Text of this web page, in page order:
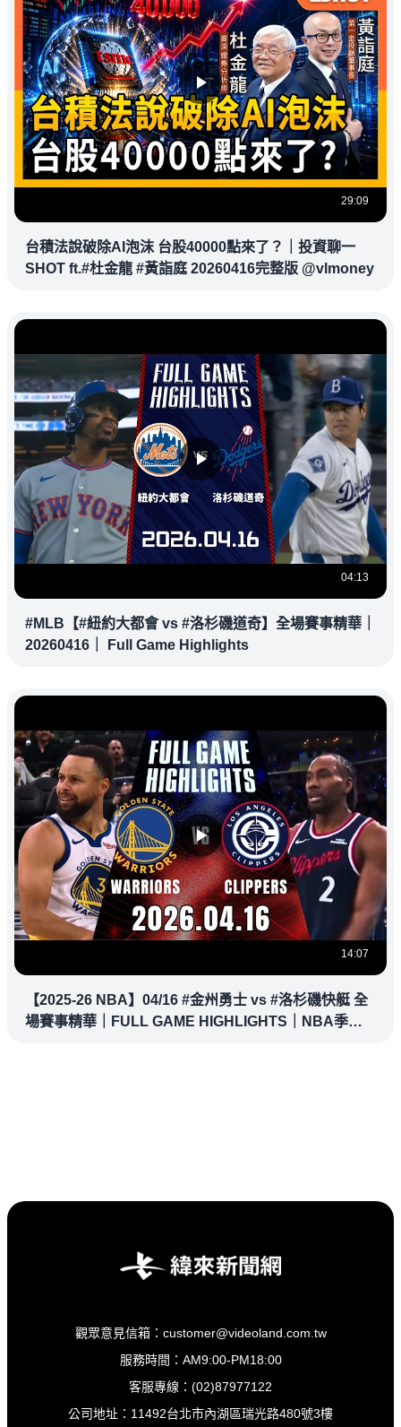
29:09
台積法說破除AI泡沫 台股40000點來了？｜投資聊一
SHOT ft.#杜金龍 #黃詣庭 20260416完整版 @vlmoney
04:13
#MLB【#紐約大都會 vs #洛杉磯道奇】全場賽事精華｜
20260416｜ Full Game Highlights
14:07
【2025-26 NBA】04/16 #金州勇士 vs #洛杉磯快艇 全
場賽事精華｜FULL GAME HIGHLIGHTS｜NBA季後
觀眾意見信箱：customer@videoland.com.tw
服務時間：AM9:00-PM18:00
客服專線：(02)87977122
公司地址：11492台北市內湖區瑞光路480號3樓